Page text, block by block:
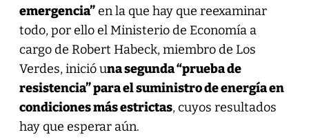
emergencia”en la que hay que reexaminar
todo, por ello el Ministerio de Economía a
cargo de Robert Habeck, miembro de Los
Verdes, inició una segunda “prueba de
resistencia” para el suministro de energía en
condiciones más estrictas, cuyos resultados
hay que esperar aún.